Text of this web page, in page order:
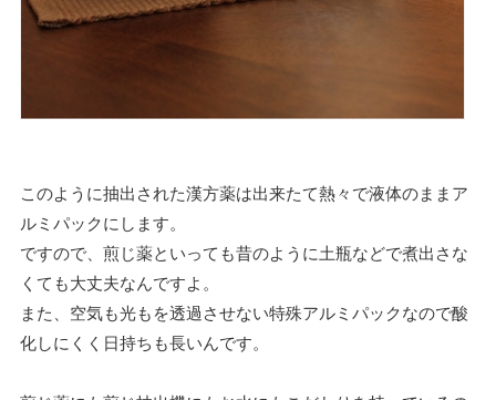
このように抽出された漢方薬は出来たて熱々で液体のままア
ルミパックにします。
ですので、煎じ薬といっても昔のように土瓶などで煮出さな
くても大丈夫なんですよ。
また、空気も光もを透過させない特殊アルミパックなので酸
化しにくく日持ちも長いんです。